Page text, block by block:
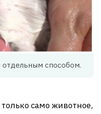
отдельным способом.
только само животное,